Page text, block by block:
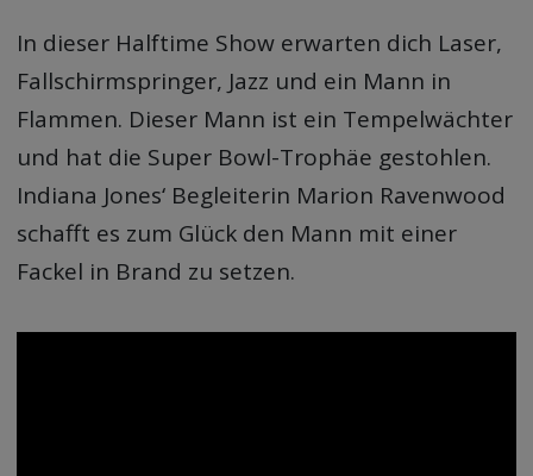
In dieser Halftime Show erwarten dich Laser,
Fallschirmspringer, Jazz und ein Mann in
Flammen. Dieser Mann ist ein Tempelwächter
und hat die Super Bowl-Trophäe gestohlen.
Indiana Jones‘ Begleiterin Marion Ravenwood
schafft es zum Glück den Mann mit einer
Fackel in Brand zu setzen.